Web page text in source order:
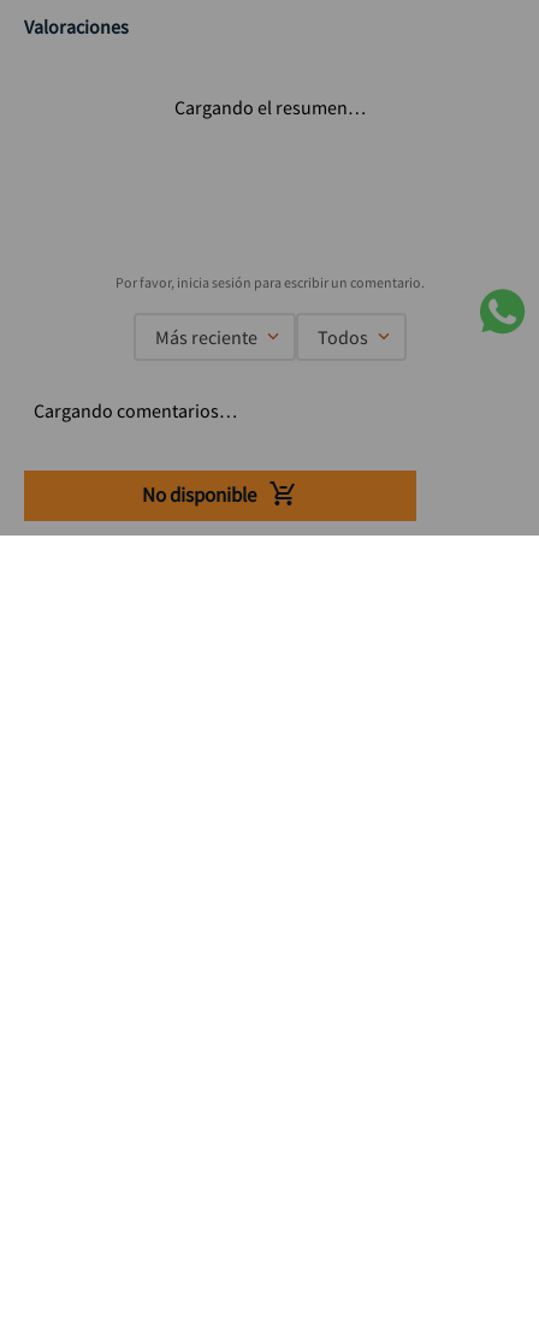
No disponible
Valoraciones
Cargando el resumen…
Más reciente Todos
Cargando comentarios…
Suscríbete a nuestro Newsletter